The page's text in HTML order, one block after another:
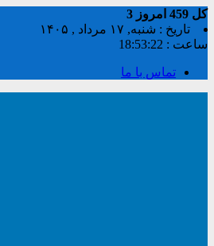
کل امروز 3
تاریخ : شنبه, ۱۷ مرداد , ۱۴۰۵
ساعت : 18:53:23
تماس با ما